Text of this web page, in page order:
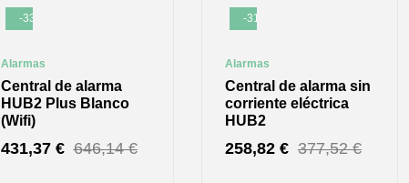
-33%
Alarmas
Central de alarma
HUB2 Plus Blanco
(Wifi)
646,14€
431,37 €
-31%
Alarmas
Central de alarma sin
corriente eléctrica
HUB2
377,52€
258,82 €